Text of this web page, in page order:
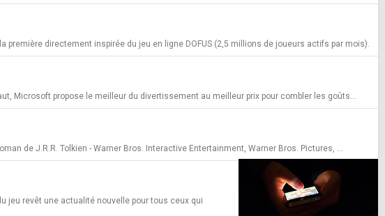
directement inspirée du jeu en ligne DOFUS (2,5 millions de joueurs actifs par mois).
Microsoft propose le meilleur du divertissement au meilleur prix pour combler les goûts...
de J.R.R. Tolkien - Warner Bros. Interactive Entertainment, Warner Bros. Pictures, ...
jeu revêt une actualité nouvelle pour tous ceux qui